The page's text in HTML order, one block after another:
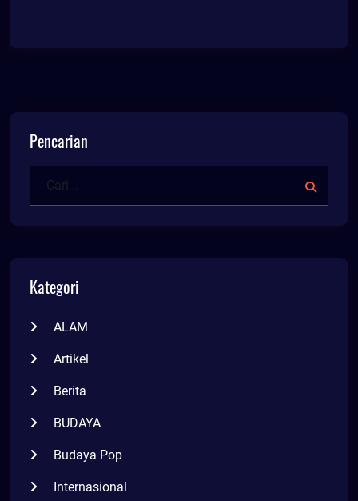
Pencarian
Kategori
ALAM
Artikel
Berita
BUDAYA
Budaya Pop
Internasional